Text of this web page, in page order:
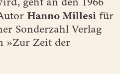
Hanno Millesi für
Sonderzahl Verlag
»Zur Zeit der